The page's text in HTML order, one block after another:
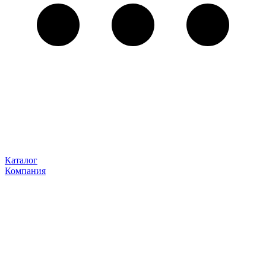
Каталог
Компания